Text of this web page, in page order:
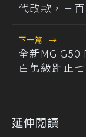
代改款，三
下一篇 →
全新MG
百萬級距正
延伸閱讀